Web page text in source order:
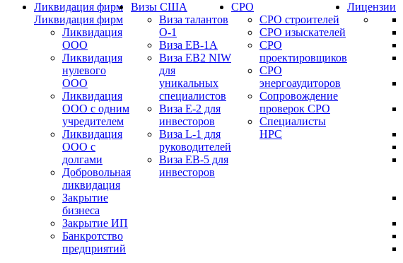
Ликвидация фирм
Ликвидация фирм
Ликвидация
ООО
Ликвидация
нулевого
ООО
Ликвидация
ООО с одним
учредителем
Ликвидация
ООО с
долгами
Добровольная
ликвидация
Закрытие
бизнеса
Закрытие ИП
Банкротство
предприятий
Визы США
Виза талантов
О-1
Виза EB-1A
Виза EB2 NIW
для
уникальных
специалистов
Виза E-2 для
инвесторов
Виза L-1 для
руководителей
Виза EB-5 для
инвесторов
СРО
СРО строителей
СРО изыскателей
СРО
проектировщиков
СРО
энергоаудиторов
Сопровождение
проверок СРО
Специалисты
НРС
Лицензии